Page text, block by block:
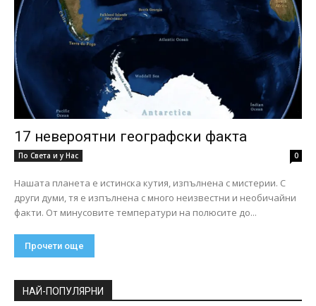
17 невероятни географски факта
По Света и у Нас 0
Нашата планета е истинска кутия, изпълнена с мистерии. С
други думи, тя е изпълнена с много неизвестни и необичайни
факти. От минусовите температури на полюсите до...
Прочети още
НАЙ-ПОПУЛЯРНИ